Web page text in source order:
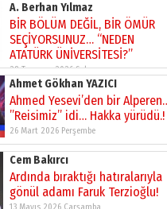
BİR BÖLÜM DEĞİL, BİR ÖMÜR
SEÇİYORSUNUZ… “NEDEN
ATATÜRK ÜNİVERSİTESİ?”
28 Temmuz 2026 Salı
Ahmet Gökhan YAZICI
Ahmed Yesevi’den bir Alperen…
”Reisimiz” idi… Hakka yürüdü.!
26 Mart 2026 Perşembe
Cem Bakırcı
Ardında bıraktığı hatıralarıyla
gönül adamı Faruk Terzioğlu!
13 Mayıs 2026 Çarşamba